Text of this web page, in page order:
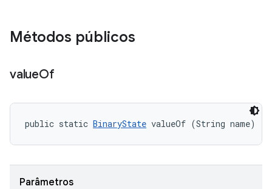
Métodos públicos
valueOf
public static BinaryState valueOf (String name)
Parâmetros